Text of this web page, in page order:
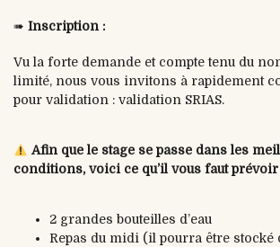
➠ Inscription :
Vu la forte demande et compte tenu du
limité, nous vous invitons à rapidement
pour validation : validation SRIAS.
Afin que le stage se passe dans les
conditions, voici ce qu’il vous faut prévoir
2 grandes bouteilles d’eau
Repas du midi (il pourra être stocké